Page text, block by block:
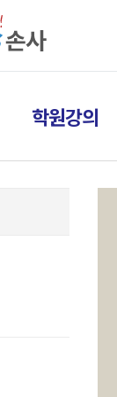
학원강의